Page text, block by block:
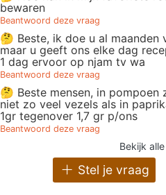
bewaren
Beantwoord deze vraag
🤔 Beste, ik doe u al maanden
maar u geeft ons elke dag
1 dag ervoor op njam tv wa
Beantwoord deze vraag
🤔 Beste mensen, in pompoen
niet zo veel vezels als in
1gr tegenover 1,7 gr p/ons
Beantwoord deze vraag
Bekijk
Stel je vraag